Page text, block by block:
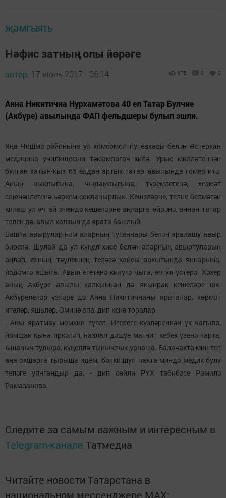
ҖӘМГЫЯТЬ
Нәфис затның олы йөрәге
автор, 17 июнь 2017 - 06:14 675 0 0
Анна Никитична Нурхамәтова 40 ел Татар Булчие
(Акбүре) авылында ФАП фельдшеры булып эшли.
Яңа Чишмә районына ул комсомол путевкасы белән Әстерхан
медицина училищесын тәмамлагач килә. Урыс милләтеннән
булган хатын-кыз 65 елдан артык татар авылында гомер итә.
Аның ныклыгына, чыдамлыгына, түземлегенә, хезмәт
сөючәнлегенә һәркем сокланырлык. Кешеләрне, телне белмәгән
килеш ул өч ай эчендә кешеләрне аңларга өйрәнә, аннан татар
телен дә, авыл халкын да ярата башлый.
Башта авырулар һәм аларның туганнары белән аралашу авыр
бирелә. Шулай да ул күңел хисе белән аларның авыртуларын
аңлап, елның, тәүлекнең теләсә кайсы вакытында яннарына,
ярдәмгә ашыга. Авыл егетенә кияүгә чыга, өч ул үстерә. Хәзер
аның Акбүре авылы халкыннан да якынрак кешеләре юк.
Акбүрелеләр үзләре дә Анна Никитичнаны яраталар, хөрмәт
итәләр, яшьләр, Әминә апа, дип кенә торалар.
- Аны яратмау мөмкин түгел. Игелеге күзләреннән үк чагыла,
йомшак кына иркәләп, назлап дәшүе магнит кебек үзенә тарта,
ышаныч тудыра, күңелдә тынычлык урнаша. Балачакта мин гел
аңа охшарга тырыша идем, бәлки шул чакта миндә медик булу
теләге уянгандыр да, - дип сөйли РҮХ табибәсе Рамилә
Рамазанова.
Следите за самым важным и интересным в
Telegram-канале Татмедиа
Читайте новости Татарстана в
национальном мессенджере MАХ: